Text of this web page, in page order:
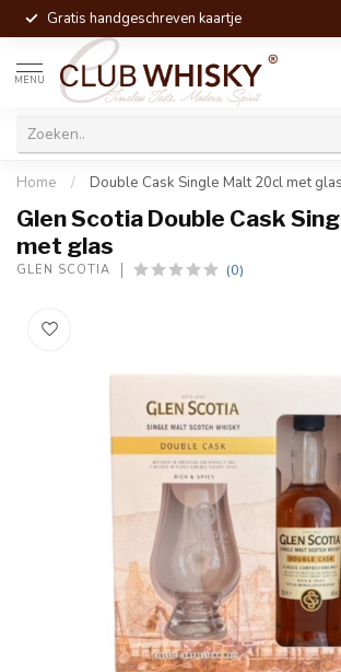
Gratis handgeschreven kaartje
MENU
Home / Double Cask Single Malt 20cl met glas
Glen Scotia Double Cask
met glas
GLEN SCOTIA (0)